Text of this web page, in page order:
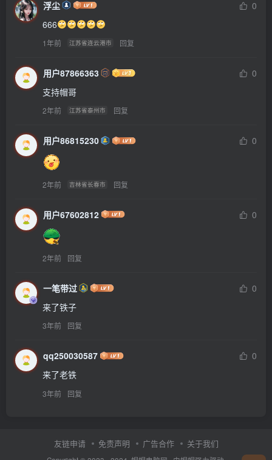
浮尘
0
666
1年前 江苏省连云港市 回复
用户87866363
0
支持帽哥
2年前 江苏省泰州市 回复
用户86815230 0
2年前 吉林省长春市 回复
用户67602812 0
2年前 回复
一笔带过
0
来了铁子
3年前 回复
qq250030587
0
来了老铁
3年前 回复
友链申请 免责声明 广告合作 关于我们